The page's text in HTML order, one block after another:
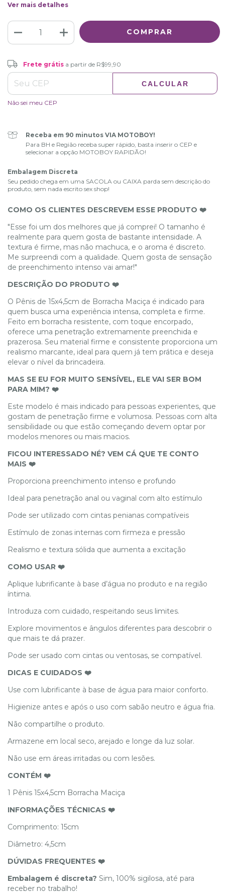
Ver mais detalhes
Frete grátis
Entregas para o CEP: ALTERAR CEP
Frete grátisa partir de R$99,90
CALCULAR
Não sei meu CEP
Receba em 90 minutos VIA MOTOBOY!
Para BH e Região receba super rápido, basta inserir o CEP e
selecionar a opção MOTOBOY RAPIDÃO!
Embalagem Discreta
Seu pedido chega em uma SACOLA ou CAIXA parda sem descrição do
produto, sem nada escrito sex shop!
COMO OS CLIENTES DESCREVEM ESSE PRODUTO ❤️
"Esse foi um dos melhores que já comprei! O tamanho é
realmente para quem gosta de bastante intensidade. A
textura é firme, mas não machuca, e o aroma é discreto.
Me surpreendi com a qualidade. Quem gosta de sensação
de preenchimento intenso vai amar!"
DESCRIÇÃO DO PRODUTO ❤️
O Pênis de 15x4,5cm de Borracha Maciça é indicado para
quem busca uma experiência intensa, completa e firme.
Feito em borracha resistente, com toque encorpado,
oferece uma penetração extremamente preenchida e
prazerosa. Seu material firme e consistente proporciona um
realismo marcante, ideal para quem já tem prática e deseja
elevar o nível da brincadeira.
MAS SE EU FOR MUITO SENSÍVEL, ELE VAI SER BOM
PARA MIM? ❤️
Este modelo é mais indicado para pessoas experientes, que
gostam de penetração firme e volumosa. Pessoas com alta
sensibilidade ou que estão começando devem optar por
modelos menores ou mais macios.
FICOU INTERESSADO NÉ? VEM CÁ QUE TE CONTO
MAIS ❤️
Proporciona preenchimento intenso e profundo
Ideal para penetração anal ou vaginal com alto estímulo
Pode ser utilizado com cintas penianas compatíveis
Estímulo de zonas internas com firmeza e pressão
Realismo e textura sólida que aumenta a excitação
COMO USAR ❤️
Aplique lubrificante à base d’água no produto e na região
íntima.
Introduza com cuidado, respeitando seus limites.
Explore movimentos e ângulos diferentes para descobrir o
que mais te dá prazer.
Pode ser usado com cintas ou ventosas, se compatível.
DICAS E CUIDADOS ❤️
Use com lubrificante à base de água para maior conforto.
Higienize antes e após o uso com sabão neutro e água fria.
Não compartilhe o produto.
Armazene em local seco, arejado e longe da luz solar.
Não use em áreas irritadas ou com lesões.
CONTÉM ❤️
1 Pênis 15x4,5cm Borracha Maciça
INFORMAÇÕES TÉCNICAS ❤️
Comprimento: 15cm
Diâmetro: 4,5cm
DÚVIDAS FREQUENTES ❤️
Embalagem é discreta? Sim, 100% sigilosa, até para
receber no trabalho!